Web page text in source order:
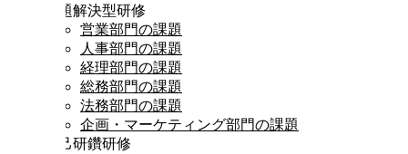
課題解決型研修
営業部門の課題
人事部門の課題
経理部門の課題
総務部門の課題
法務部門の課題
企画・マーケティング部門の課題
自己研鑽研修